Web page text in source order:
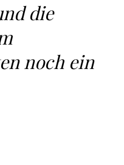
die
noch ein